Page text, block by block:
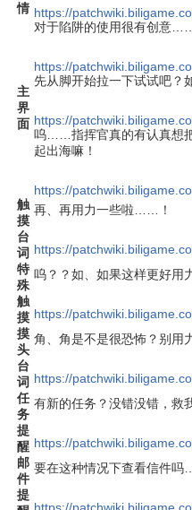
情 https://
主
界
面
对于陷阱的使用很有创意
https://
先从脚开始拉一下试试吧
https://
呜……指挥官真的有认真想
起出海嘛！
https://
触
摸
台
词
再、再用力一些啦……！
https://
特
殊
触
摸
呜？？如、如果这样更好
https://
摸
头
台
词
角、角是不是很恐怖？别用
https://
任
务
提
醒
有新的任务？没错没错，救
https://
邮
件
提
要在这种情况下查看信件
https://